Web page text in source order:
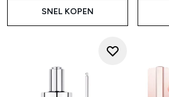
SNEL KOPEN